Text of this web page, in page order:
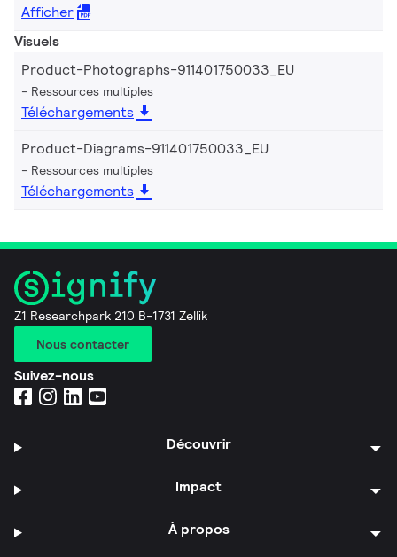
Afficher
Visuels
Product-Photographs-911401750033_EU
Ressources multiples
Téléchargements
Product-Diagrams-911401750033_EU
Ressources multiples
Téléchargements
Z1 Researchpark 210 B-1731 Zellik
Nous contacter
Suivez-nous
Découvrir
Impact
À propos